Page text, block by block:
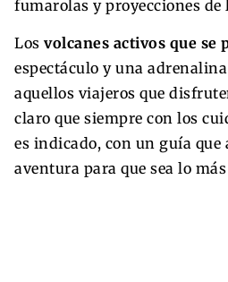
fumarolas y proyecciones de
Los volcanes activos que se
espectáculo y una
aquellos viajeros que
claro que siempre con los
es indicado, con un guía que
aventura para que sea lo